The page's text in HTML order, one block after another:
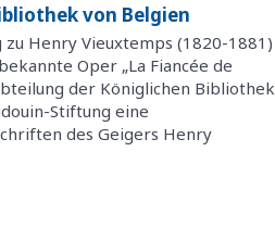
von Belgien
Henry Vieuxtemps (1820-1881)
Oper „La Fiancée de
der Königlichen Bibliothek
Stiftung eine
des Geigers Henry